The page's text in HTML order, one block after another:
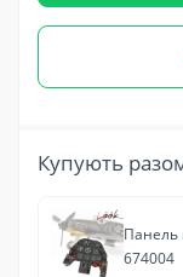
Купують
Панель
674004